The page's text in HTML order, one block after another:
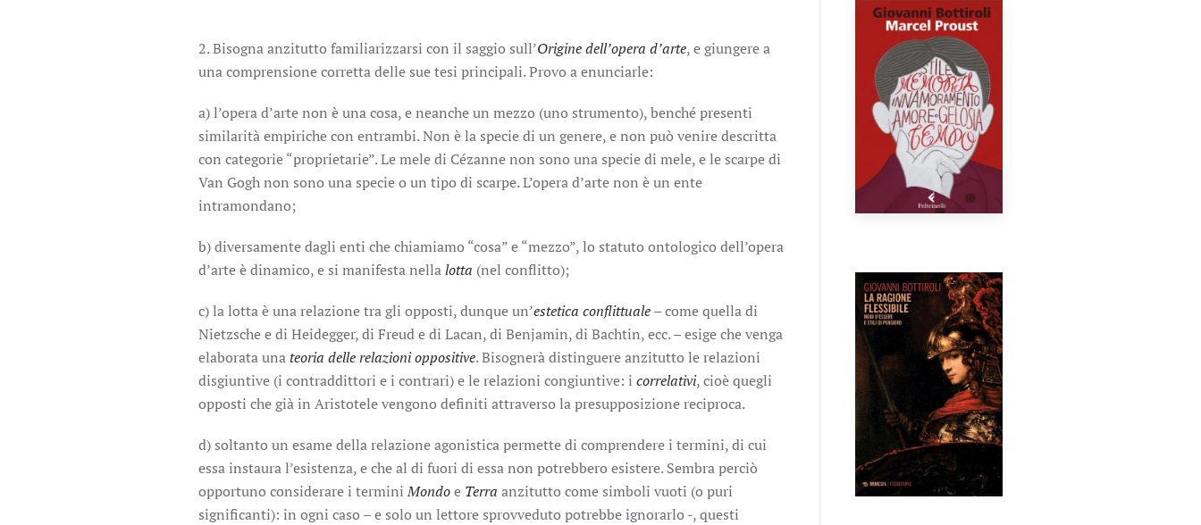
2. Bisogna anzitutto familiarizzarsi con il saggio sull’Origine dell’opera d’arte, e giungere a
una comprensione corretta delle sue tesi principali. Provo a enunciarle:
a) l’opera d’arte non è una cosa, e neanche un mezzo (uno strumento), benché presenti
similarità empiriche con entrambi. Non è la specie di un genere, e non può venire descritta
con categorie “proprietarie”. Le mele di Cézanne non sono una specie di mele, e le scarpe di
Van Gogh non sono una specie o un tipo di scarpe. L’opera d’arte non è un ente
intramondano;
b) diversamente dagli enti che chiamiamo “cosa” e “mezzo”, lo statuto ontologico dell’opera
d’arte è dinamico, e si manifesta nellalotta (nel conflitto);
c) la lotta è una relazione tra gli opposti, dunque un’estetica conflittuale– come quella di
Nietzsche e di Heidegger, di Freud e di Lacan, di Benjamin, di Bachtin, ecc. – esige che venga
elaborata una teoria delle relazioni oppositive. Bisognerà distinguere anzitutto le relazioni
disgiuntive (i contraddittori e i contrari) e le relazioni congiuntive: i correlativi, cioè quegli
opposti che già in Aristotele vengono definiti attraverso la presupposizione reciproca.
d) soltanto un esame della relazione agonistica permette di comprendere i termini, di cui
essa instaura l’esistenza, e che al di fuori di essa non potrebbero esistere. Sembra perciò
opportuno considerare i terminiMondoe Terra anzitutto come simboli vuoti (o puri
significanti): in ogni caso – e solo un lettore sprovveduto potrebbe ignorarlo -, questi